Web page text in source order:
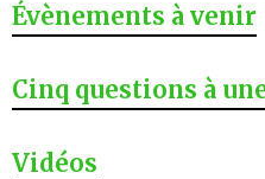
Évènements à venir
Cinq questions à
Vidéos